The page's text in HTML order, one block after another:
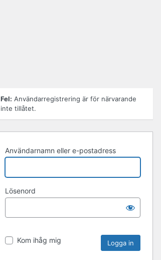
Fel: Användarregistrering är för närvarande
inte tillåtet.
Användarnamn eller e-postadress
Lösenord
Kom ihåg mig